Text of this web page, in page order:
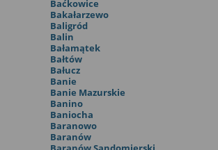
Baćkowice
Bakałarzewo
Baligród
Balin
Bałamątek
Bałtów
Bałucz
Banie
Banie Mazurskie
Banino
Baniocha
Baranowo
Baranów